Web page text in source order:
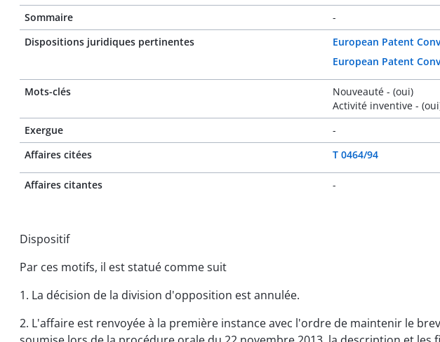
Sommaire
-
Dispositions juridiques pertinentes
European Patent
European Patent
Mots-clés
Nouveauté - (oui)
Activité inventive -
Exergue
-
Affaires citées
T 0464/94
Affaires citantes -
Dispositif
Par ces motifs, il est statué comme suit
1. La décision de la division d'opposition est annulée.
2. L'affaire est renvoyée à la première instance avec l'ordre de maintenir le